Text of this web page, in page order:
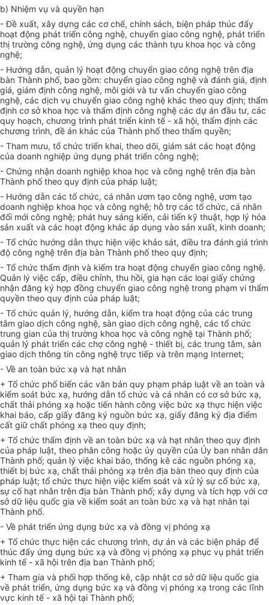
b) Nhiệm vụ và quyền hạn
- Đề xuất, xây dựng các cơ chế, chính sách, biện pháp thúc đẩy
hoạt động phát triển công nghệ, chuyển giao công nghệ, phát triển
thị trường công nghệ, ứng dụng các thành tựu khoa học và công
nghệ;
- Hướng dẫn, quản lý hoạt động chuyển giao công nghệ trên địa
bàn Thành phố, bao gồm: chuyển giao công nghệ và đánh giá, định
giá, giám định công nghệ, môi giới và tư vấn chuyển giao công
nghệ, các dịch vụ chuyển giao công nghệ khác theo quy định; thẩm
định cơ sở khoa học và thẩm định công nghệ các dự án đầu tư, các
quy hoạch, chương trình phát triển kinh tế - xã hội, thẩm định các
chương trình, đề án khác của Thành phố theo thẩm quyền;
- Tham mưu, tổ chức triển khai, theo dõi, giám sát các hoạt động
của doanh nghiệp ứng dụng phát triển công nghệ;
- Chứng nhận doanh nghiệp khoa học và công nghệ trên địa bàn
Thành phố theo quy định của pháp luật;
- Hướng dẫn các tổ chức, cá nhân ươm tạo công nghệ, ươm tạo
doanh nghiệp khoa học và công nghệ; hỗ trợ các tổ chức, cá nhân
đổi mới công nghệ; phát huy sáng kiến, cải tiến kỹ thuật, hợp lý hóa
sản xuất và các hoạt động khác áp dụng vào sản xuất, kinh doanh;
- Tổ chức hướng dẫn thực hiện việc khảo sát, điều tra đánh giá trình
độ công nghệ trên địa bàn Thành phố theo quy định;
- Tổ chức thẩm định và kiểm tra hoạt động chuyển giao công nghệ.
Quản lý việc cấp, điều chỉnh, thu hồi, gia hạn các loại giấy chứng
nhận đăng ký hợp đồng chuyển giao công nghệ trong phạm vi thẩm
quyền theo quy định của pháp luật;
- Tổ chức quản lý, hướng dẫn, kiểm tra hoạt động của các trung
tâm giao dịch công nghệ, sàn giao dịch công nghệ, các tổ chức
trung gian của thị trường khoa học và công nghệ tại Thành phố;
quản lý phát triển các chợ công nghệ - thiết bị, các trung tâm, sàn
giao dịch thông tin công nghệ trực tiếp và trên mạng Internet;
- Về an toàn bức xạ và hạt nhân
+ Tổ chức phổ biến các văn bản quy phạm pháp luật về an toàn và
kiểm soát bức xạ, hướng dẫn tổ chức và cá nhân có cơ sở bức xạ,
chất thải phóng xạ hoặc tiến hành công việc bức xạ thực hiện việc
khai báo, cấp giấy đăng ký nguồn bức xạ, giấy đăng ký địa điểm
cất giữ chất phóng xạ theo quy định;
+ Tổ chức thẩm định về an toàn bức xạ và hạt nhân theo quy định
của pháp luật, theo phân công hoặc ủy quyền của Ủy ban nhân dân
Thành phố; quản lý việc khai báo, thống kê các nguồn phóng xạ,
thiết bị bức xạ, chất thải phóng xạ trên địa bàn theo quy định của
pháp luật; tổ chức thực hiện việc kiểm soát và xử lý sự cố bức xạ,
sự cố hạt nhân trên địa bàn Thành phố; xây dựng và tích hợp với cơ
sở dữ liệu quốc gia về kiểm soát an toàn bức xạ và hạt nhân tại
Thành phố.
- Về phát triển ứng dụng bức xạ và đồng vị phóng xạ
+ Tổ chức thực hiện các chương trình, dự án và các biện pháp để
thúc đẩy ứng dụng bức xạ và đồng vị phóng xạ phục vụ phát triển
kinh tế - xã hội trên địa ban Thành phố;
+ Tham gia và phối hợp thống kê, cập nhật cơ sở dữ liệu quốc gia
về phát triển, ứng dụng bức xạ và đồng vị phóng xạ trong các lĩnh
vực kinh tế - xã hội tại Thành phố;